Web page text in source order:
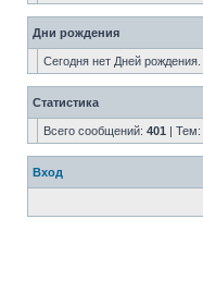
Дни рождения
Сегодня нет Дней рождения.
Статистика
Всего сообщений: 401 | Тем:
Вход